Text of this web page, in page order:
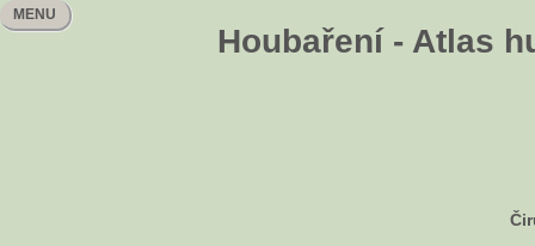
Houbaření - Atlas
MENU